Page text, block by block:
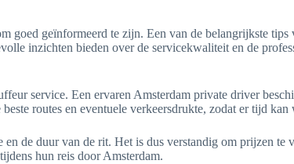
goed geïnformeerd te zijn. Een van de belangrijkste
inzichten bieden over de servicekwaliteit en de
service. Een ervaren Amsterdam private driver
routes en eventuele verkeersdrukte, zodat er tijd kan
de duur van de rit. Het is dus verstandig om prijzen
hun reis door Amsterdam.